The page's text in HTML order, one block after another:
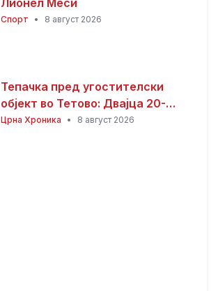
Лионел Меси
Спорт • 8 август 2026
Тепачка пред угостителски
објект во Тетово: Двајца 20-
годишници избодени со нож,
Црна Хроника • 8 август 2026